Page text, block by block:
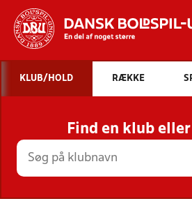
STILLINGER,
HOLD
KLUB/HOLD RÆKKE
Find en klub